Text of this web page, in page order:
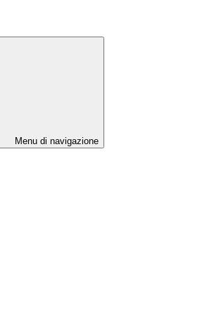
Menu di navigazione